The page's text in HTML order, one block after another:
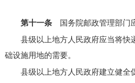
第十一条国务院邮政管理部门
县级以上地方人民政府应当将快
础设施用地的需要。
县级以上地方人民政府建立健全